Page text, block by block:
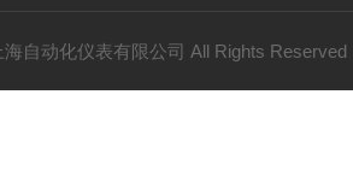
海自动化仪表有限公司 All Rights